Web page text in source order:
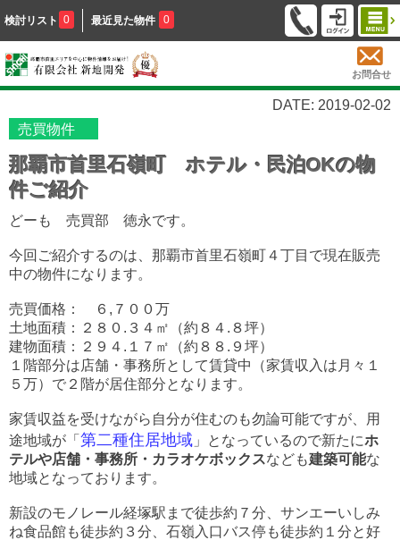
検討リスト 0 最近見た物件 0
お問合せ
DATE: 2019-02-02
売買物件
那覇市首里石嶺町 ホテル・民泊OKの物
件ご紹介
どーも 売買部 徳永です。
今回ご紹介するのは、那覇市首里石嶺町４丁目で現在販売
中の物件になります。
売買価格： ６,７００万
土地面積：２８０.３４㎡（約８４.８坪）
建物面積：２９４.１７㎡（約８８.９坪）
１階部分は店舗・事務所として賃貸中（家賃収入は月々１
５万）で ２階が居住部分となります。
家賃収益を受けながら自分が住むのも勿論可能ですが、用
途地域が「 第二種住居地域 」となっているので新たにホ
テルや店舗・事務所・カラオケボックスなども建築可能な
地域となっております。
新設のモノレール経塚駅まで徒歩約７分、サンエーいしみ
ね食品館も徒歩約３分、石嶺入口バス停も徒歩約１分と好